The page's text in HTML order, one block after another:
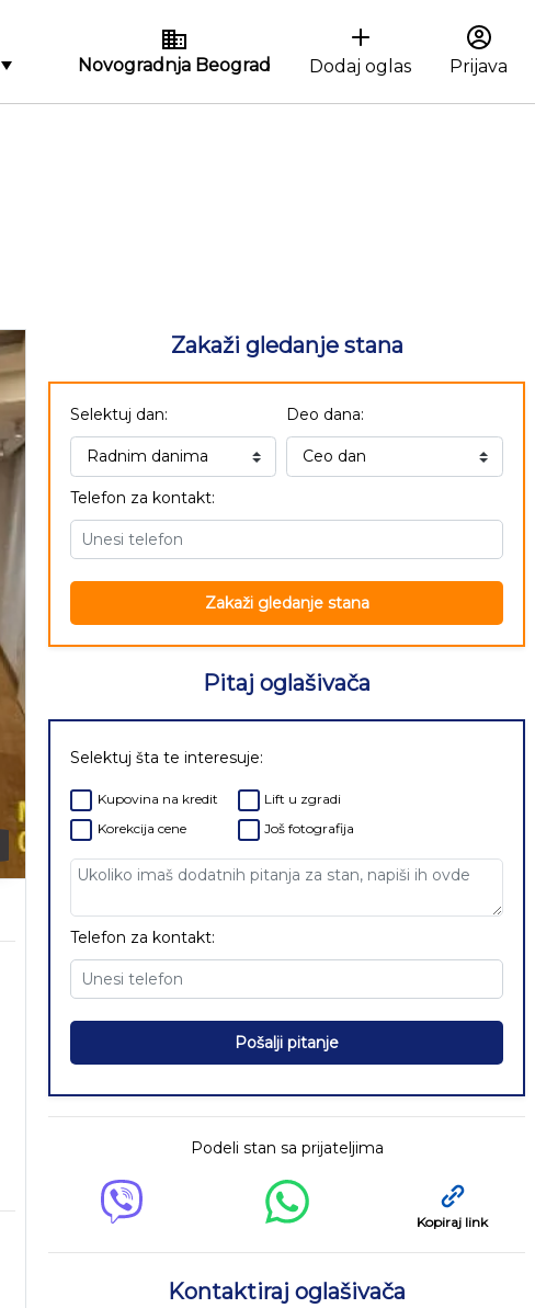
Novogradnja Beograd Dodaj oglas Prijava
Zakaži gledanje stana
Selektuj dan: Deo dana:
Telefon za kontakt:
Zakaži gledanje stana
Pitaj oglašivača
Selektuj šta te interesuje:
Kupovina na kredit
Korekcija cene
Lift u zgradi
Još fotografija
Telefon za kontakt:
Pošalji pitanje
Podeli stan sa prijateljima
Kopiraj link
Kontaktiraj oglašivača